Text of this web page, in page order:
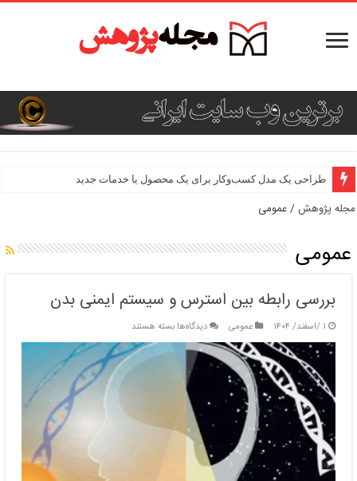
طراحی یک مدل کسب‌وکار برای یک محصول یا خدمات جدید
مجله پژوهش/عمومی
عمومی
بررسی رابطه بین استرس و سیستم ایمنی بدن
۱ /اسفند/ ۱۴۰۴ عمومی دیدگاه‌هابرای
بررسی
رابطه
ایمنی
بسته هستند